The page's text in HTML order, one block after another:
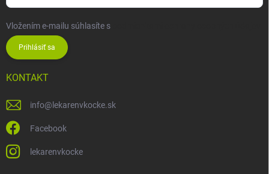
Vložením e-mailu súhlasíte s
Prihlásiť sa
KONTAKT
info@ lekarenvkocke.sk
Facebook
lekarenvkocke